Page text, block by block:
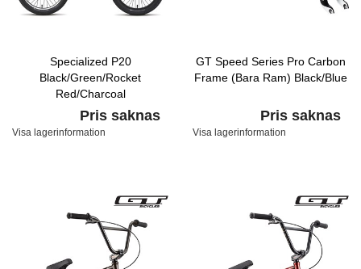
Specialized P20
Black/Green/Rocket
Red/Charcoal
Pris saknas
Visa lagerinformation
GT Speed Series Pro Carbon
Frame (Bara Ram) Black/Blue
Pris saknas
Visa lagerinformation